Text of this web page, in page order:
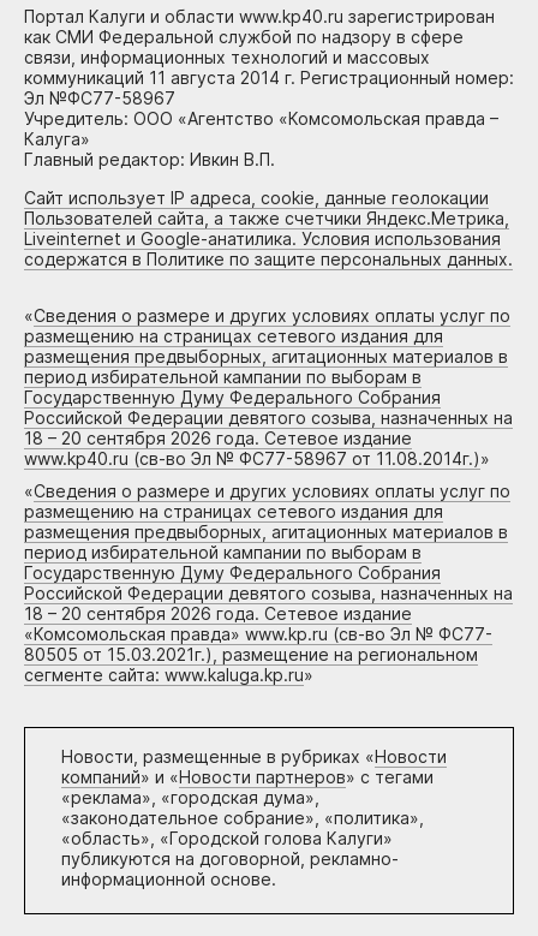
Портал Калуги и области www.kp40.ru зарегистрирован
как СМИ Федеральной службой по надзору в сфере
связи, информационных технологий и массовых
коммуникаций 11 августа 2014 г. Регистрационный номер:
Эл №ФС77-58967
Учредитель: ООО «Агентство «Комсомольская правда –
Калуга»
Главный редактор: Ивкин В.П.
Сайт использует IP адреса, cookie, данные геолокации
Пользователей сайта, а также счетчики Яндекс.Метрика,
Liveinternet и Google-анатилика. Условия использования
содержатся в Политике по защите персональных данных.
«Сведения о размере и других условиях оплаты услуг по
размещению на страницах сетевого издания для
размещения предвыборных, агитационных материалов в
период избирательной кампании по выборам в
Государственную Думу Федерального Собрания
Российской Федерации девятого созыва, назначенных на
18 – 20 сентября 2026 года. Сетевое издание
www.kp40.ru (св-во Эл № ФС77-58967 от 11.08.2014г.)»
«Сведения о размере и других условиях оплаты услуг по
размещению на страницах сетевого издания для
размещения предвыборных, агитационных материалов в
период избирательной кампании по выборам в
Государственную Думу Федерального Собрания
Российской Федерации девятого созыва, назначенных на
18 – 20 сентября 2026 года. Сетевое издание
«Комсомольская правда» www.kp.ru (св-во Эл № ФС77-
80505 от 15.03.2021г.), размещение на региональном
сегменте сайта: www.kaluga.kp.ru»
Новости, размещенные в рубриках «Новости
компаний» и «Новости партнеров» с тегами
«реклама», «городская дума»,
«законодательное собрание», «политика»,
«область», «Городской голова Калуги»
публикуются на договорной, рекламно-
информационной основе.